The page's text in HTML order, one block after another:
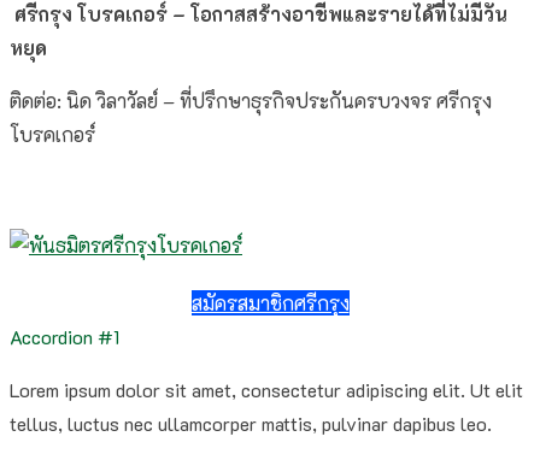
ศรีกรุง โบรคเกอร์ – โอกาสสร้างอาชีพและรายได้ที่ไม่มีวัน
หยุด
ติดต่อ: นิด วิลาวัลย์ – ที่ปรึกษาธุรกิจประกันครบวงจร ศรีกรุง
โบรคเกอร์
สมัครสมาชิกศรีกรุง
Accordion #1
Lorem ipsum dolor sit amet, consectetur adipiscing elit. Ut elit
tellus, luctus nec ullamcorper mattis, pulvinar dapibus leo.